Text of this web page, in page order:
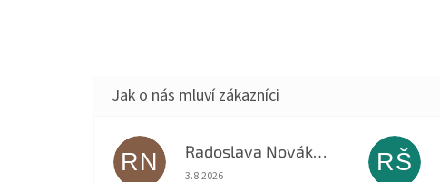
RN Radoslava Nováková
Hodnocení obchodu je 5 z 5 hvězdiček.
3.8.2026
RŠ